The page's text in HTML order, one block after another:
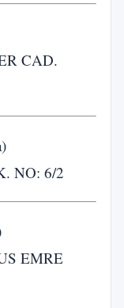
CAD.
NO: 6/2
EMRE